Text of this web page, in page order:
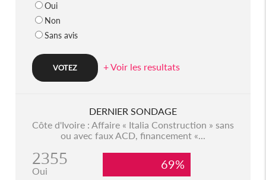
Oui
Non
Sans avis
+ Voir les resultats
DERNIER SONDAGE
Côte d'Ivoire : Affaire « Italia Construction » sans
ou avec faux ACD, financement «...
2355
Oui 69%